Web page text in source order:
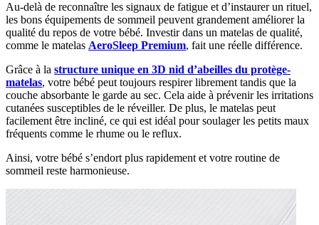
Au-delà de reconnaître les signaux de fatigue et d’instaurer un rituel,
les bons équipements de sommeil peuvent grandement améliorer la
qualité du repos de votre bébé. Investir dans un matelas de qualité,
comme le matelas AeroSleep Premium, fait une réelle différence.
Grâce à la structure unique en 3D nid d’abeilles du protège-
matelas, votre bébé peut toujours respirer librement tandis que la
couche absorbante le garde au sec. Cela aide à prévenir les irritations
cutanées susceptibles de le réveiller. De plus, le matelas peut
facilement être incliné, ce qui est idéal pour soulager les petits maux
fréquents comme le rhume ou le reflux.
Ainsi, votre bébé s’endort plus rapidement et votre routine de
sommeil reste harmonieuse.